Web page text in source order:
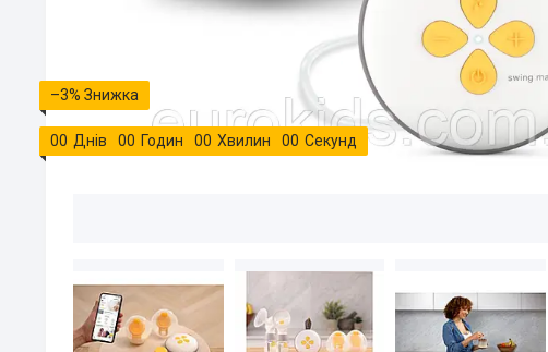
–3%
00 Днів 00 Годин 00 Хвилин 00 Секунд